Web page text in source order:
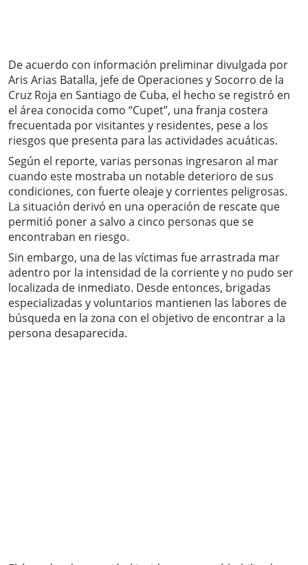
De acuerdo con información preliminar divulgada por
Aris Arias Batalla, jefe de Operaciones y Socorro de la
Cruz Roja en Santiago de Cuba, el hecho se registró en
el área conocida como “Cupet”, una franja costera
frecuentada por visitantes y residentes, pese a los
riesgos que presenta para las actividades acuáticas.
Según el reporte, varias personas ingresaron al mar
cuando este mostraba un notable deterioro de sus
condiciones, con fuerte oleaje y corrientes peligrosas.
La situación derivó en una operación de rescate que
permitió poner a salvo a cinco personas que se
encontraban en riesgo.
Sin embargo, una de las víctimas fue arrastrada mar
adentro por la intensidad de la corriente y no pudo ser
localizada de inmediato. Desde entonces, brigadas
especializadas y voluntarios mantienen las labores de
búsqueda en la zona con el objetivo de encontrar a la
persona desaparecida.